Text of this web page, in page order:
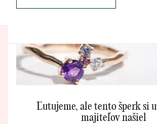
Bestsellery
Inovatívny spôsob predaja,oceňujem
osobného kontaktu pri ktorom je možnosť
objednaný šperk obzrieť poprípade aj v
vyskušať keďže sa personál venoval iba
velmi milá mladá dáma v predajni
Ľutujeme, ale tento šperk si
majiteľov našiel